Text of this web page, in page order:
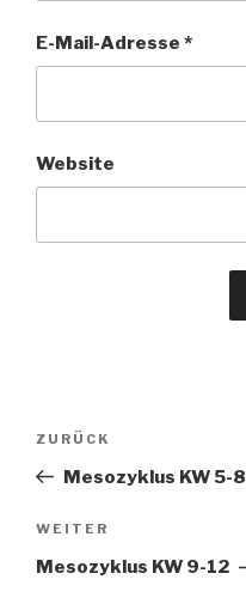
E-Mail-Adresse *
Website
Beitragsnavigation
Vorheriger
Beitrag
ZURÜCK
Mesozyklus KW 5-8
Nächster
Beitrag
WEITER
Mesozyklus KW 9-12